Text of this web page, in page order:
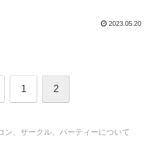
2023.05.20
1 2
ン、サークル、パーティーについて